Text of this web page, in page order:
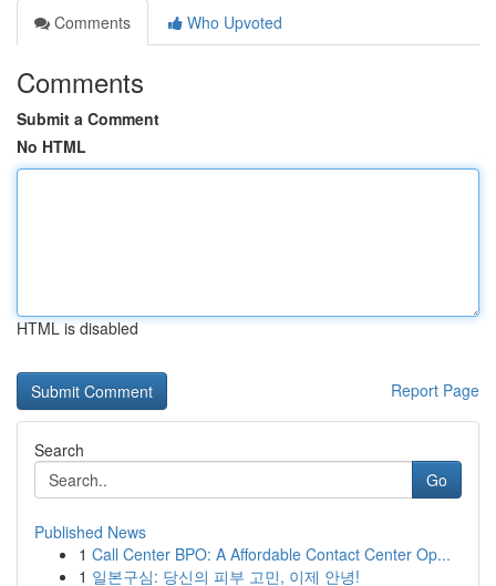
Comments
Who Upvoted
Comments
Submit a Comment
No HTML
HTML is disabled
Report Page
Search
Go
Published News
1 Call Center BPO: A Affordable Contact Center Op...
1 일본구심: 당신의 피부 고민, 이제 안녕!